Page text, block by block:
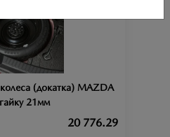
(докатка) MAZDA
21мм
20 776.29